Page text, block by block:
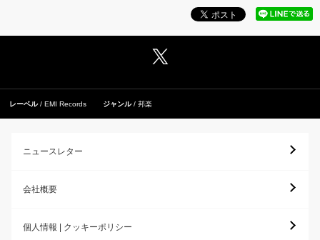
レーベル EMI Records ジャンル 邦楽
ニュースレター
会社概要
個人情報 | クッキーポリシー